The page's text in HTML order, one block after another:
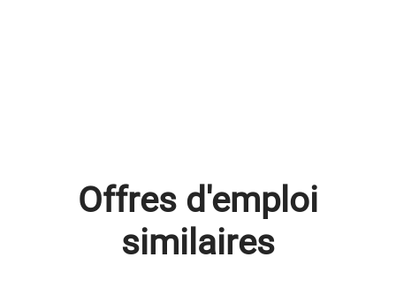
Offres d'emploi
similaires